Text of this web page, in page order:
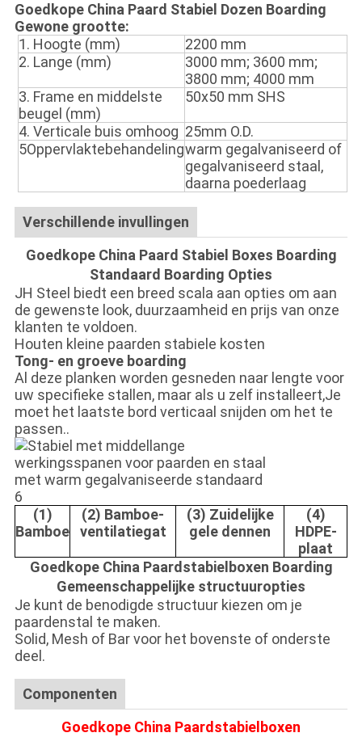
Goedkope China Paard Stabiel Dozen Boarding
Gewone grootte:
1. Hoogte (mm)
2200 mm
2. Lange (mm)
3000 mm; 3600 mm;
3800 mm; 4000 mm
3. Frame en middelste
beugel (mm)
50x50 mm SHS
4. Verticale buis omhoog 25mm O.D.
5Oppervlaktebehandelingwarm gegalvaniseerd of
gegalvaniseerd staal,
daarna poederlaag
Verschillende invullingen
Goedkope China Paard Stabiel Boxes Boarding
Standaard Boarding Opties
JH Steel biedt een breed scala aan opties om aan
de gewenste look, duurzaamheid en prijs van onze
klanten te voldoen.
Houten kleine paarden stabiele kosten
Tong- en groeve boarding
Al deze planken worden gesneden naar lengte voor
uw specifieke stallen, maar als u zelf installeert,Je
moet het laatste bord verticaal snijden om het te
passen..
(1)
Bamboe
(2) Bamboe-
ventilatiegat
(3) Zuidelijke
gele dennen
(4)
HDPE-
plaat
Goedkope China Paardstabielboxen Boarding
Gemeenschappelijke structuuropties
Je kunt de benodigde structuur kiezen om je
paardenstal te maken.
Solid, Mesh of Bar voor het bovenste of onderste
deel.
Componenten
Goedkope China Paardstabielboxen